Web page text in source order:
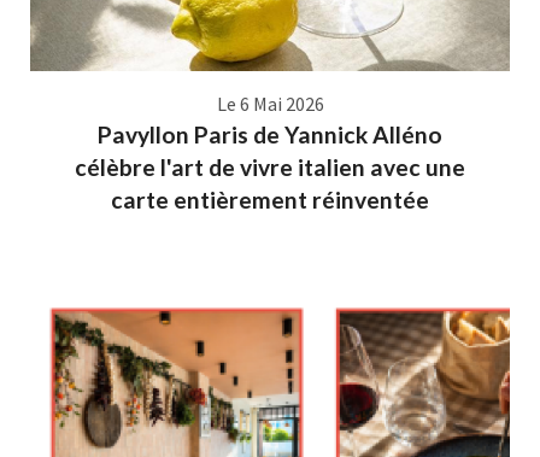
Le 6 Mai 2026
Pavyllon Paris de Yannick Alléno
célèbre l'art de vivre italien avec une
carte entièrement réinventée